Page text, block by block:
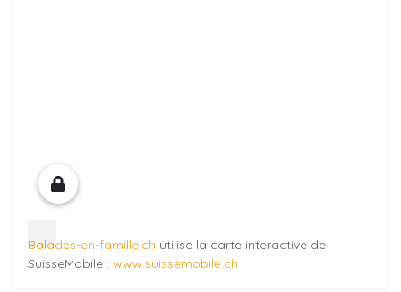
Balades-en-famille.ch utilise la carte interactive de
SuisseMobile : www.suissemobile.ch